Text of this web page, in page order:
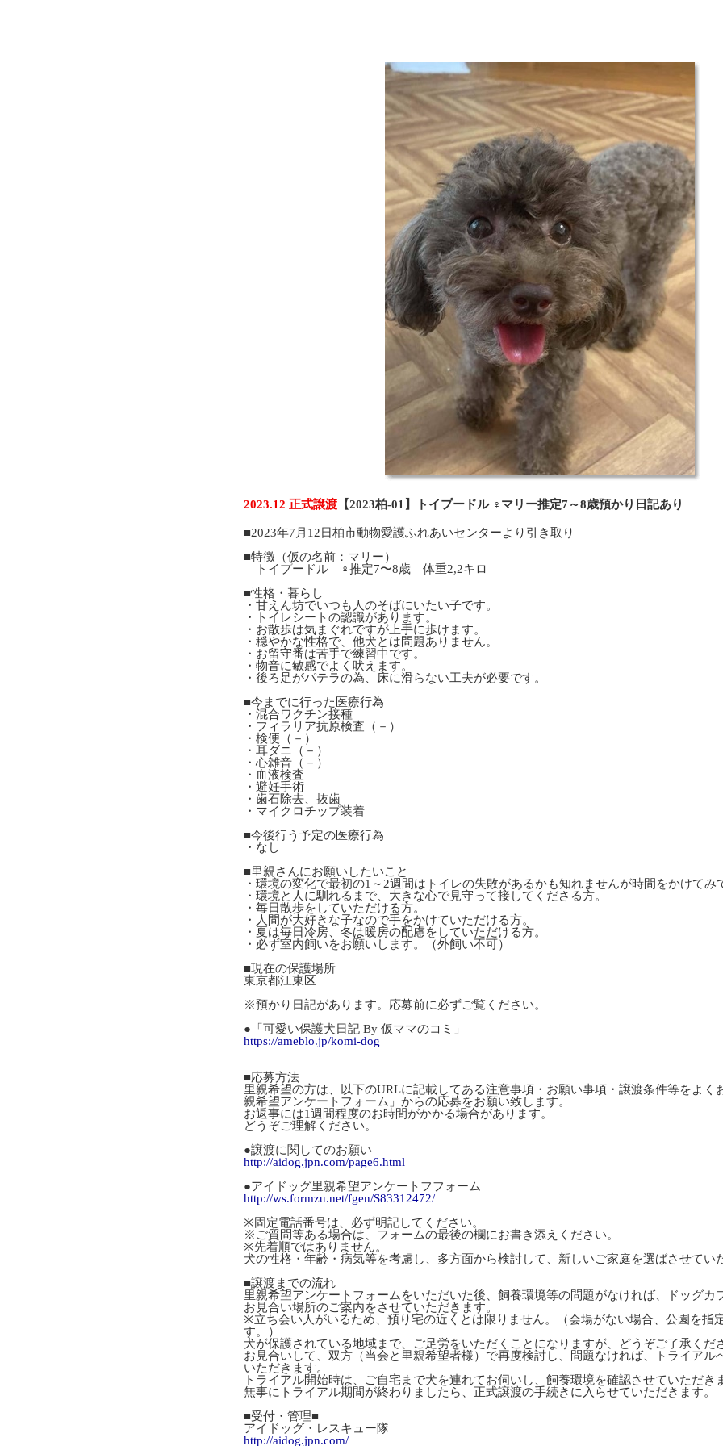
2023.12 正式譲渡 【2023柏-01】トイプードル ♀マリー推定7～8歳預かり日記あり
■2023年7月12日柏市動物愛護ふれあいセンターより引き取り
■特徴（仮の名前：マリー）
トイプードル ♀推定7〜8歳 体重2,2キロ
■性格・暮らし
・甘えん坊でいつも人のそばにいたい子です。
・トイレシートの認識があります。
・お散歩は気まぐれですが上手に歩けます。
・穏やかな性格で、他犬とは問題ありません。
・お留守番は苦手で練習中です。
・物音に敏感でよく吠えます。
・後ろ足がパテラの為、床に滑らない工夫が必要です。
■今までに行った医療行為
・混合ワクチン接種
・フィラリア抗原検査（－）
・検便（－）
・耳ダニ（－）
・心雑音（－）
・血液検査
・避妊手術
・歯石除去、抜歯
・マイクロチップ装着
■今後行う予定の医療行為
・なし
■里親さんにお願いしたいこと
・環境の変化で最初の1～2週間はトイレの失敗があるかも知れませんが時間をかけてみ
・環境と人に馴れるまで、大きな心で見守って接してくださる方。
・毎日散歩をしていただける方。
・人間が大好きな子なので手をかけていただける方。
・夏は毎日冷房、冬は暖房の配慮をしていただける方。
・必ず室内飼いをお願いします。（外飼い不可）
■現在の保護場所
東京都江東区
※預かり日記があります。応募前に必ずご覧ください。
●「可愛い保護犬日記 By 仮ママのコミ」
https://ameblo.jp/komi-dog
■応募方法
里親希望の方は、以下のURLに記載してある注意事項・お願い事項・譲渡条件等をよく
親希望アンケートフォーム」からの応募をお願い致します。
お返事には1週間程度のお時間がかかる場合があります。
どうぞご理解ください。
●譲渡に関してのお願い
http://aidog.jpn.com/page6.html
●アイドッグ里親希望アンケートフフォーム
http://ws.formzu.net/fgen/S83312472/
※固定電話番号は、必ず明記してください。
※ご質問等ある場合は、フォームの最後の欄にお書き添えください。
※先着順ではありません。
犬の性格・年齢・病気等を考慮し、多方面から検討して、新しいご家庭を選ばさせてい
■譲渡までの流れ
里親希望アンケートフォームをいただいた後、飼養環境等の問題がなければ、ドッグカ
お見合い場所のご案内をさせていただきます。
※立ち会い人がいるため、預り宅の近くとは限りません。（会場がない場合、公園を指
す。）
犬が保護されている地域まで、ご足労をいただくことになりますが、どうぞご了承くだ
お見合いして、双方（当会と里親希望者様）で再度検討し、問題なければ、トライアル
いただきます。
トライアル開始時は、ご自宅まで犬を連れてお伺いし、飼養環境を確認させていただき
無事にトライアル期間が終わりましたら、正式譲渡の手続きに入らせていただきます。
■受付・管理■
アイドッグ・レスキュー隊
http://aidog.jpn.com/